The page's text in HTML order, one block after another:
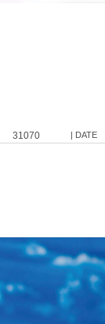
31070 | DATE